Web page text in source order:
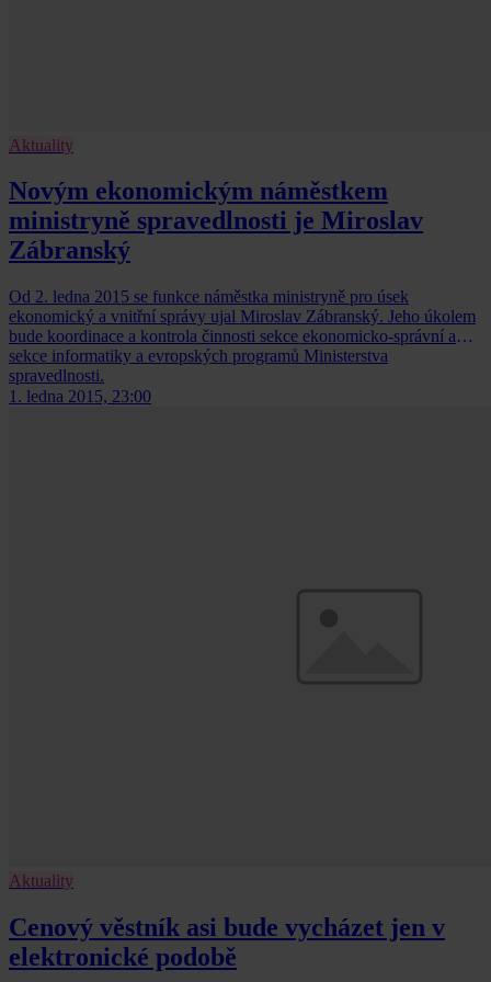
Aktuality
Novým ekonomickým náměstkem
ministryně spravedlnosti je Miroslav
Zábranský
Od 2. ledna 2015 se funkce náměstka ministryně pro úsek
ekonomický a vnitřní správy ujal Miroslav Zábranský. Jeho úkolem
bude koordinace a kontrola činnosti sekce ekonomicko-správní a
sekce informatiky a evropských programů Ministerstva
spravedlnosti.
1. ledna 2015, 23:00
Aktuality
Cenový věstník asi bude vycházet jen v
elektronické podobě